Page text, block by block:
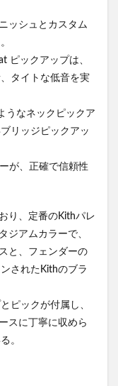
ッシュとカスタム
ピックアップは、
タイトな低音を実
うなネックピックア
リッジピックアッ
が、正確で信頼性
り、定番のKithパレ
ジアムカラーで、
と、フェンダーの
されたKithのブラ
ピックが付属し、
スに丁寧に収めら
。